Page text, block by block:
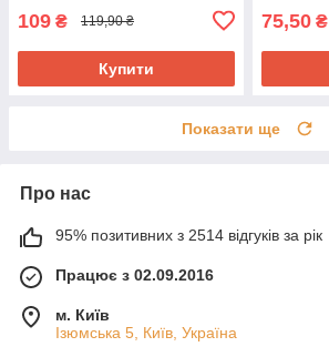
109 ₴ 119,90 ₴
Купити
75,50 ₴
Показати ще
Про нас
95% позитивних з 2514 відгуків за рік
Працює з 02.09.2016
м. Київ
Ізюмська 5, Київ, Україна